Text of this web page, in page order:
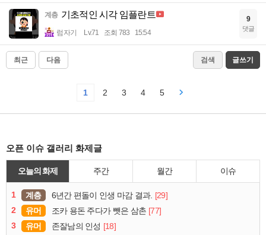
계층 기초적인 시각 임플란트
럼자기 Lv.71 조회 783 15:54
9
댓글
최근 다음 검색 글쓰기
1 2 3 4 5
오픈 이슈 갤러리 화제글
오늘의 화제 주간 월간 이슈
1 계층 6년간 편돌이 인생 마감 결과. [29]
2
유머 조카 용돈 주다가 뺏은 삼촌 [77]
3
유머 존잘남의 인성 [18]